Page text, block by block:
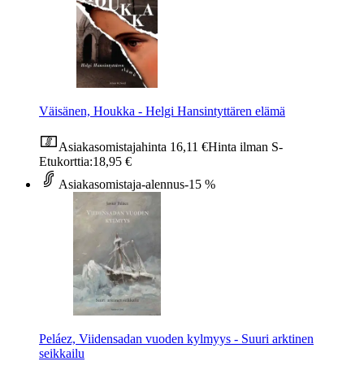
Väisänen, Houkka - Helgi Hansintyttären elämä
Asiakasomistajahinta 16,11 €Hinta ilman S-
Etukorttia:18,95 €
Asiakasomistaja-alennus-15 %
Peláez, Viidensadan vuoden kylmyys - Suuri arktinen
seikkailu